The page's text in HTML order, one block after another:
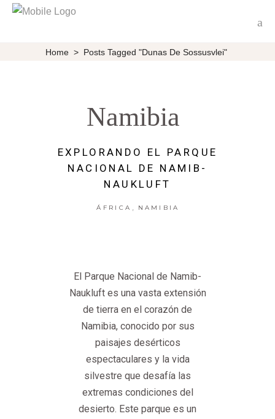
Home > Posts Tagged "Dunas De Sossusvlei"
Namibia
EXPLORANDO EL PARQUE
NACIONAL DE NAMIB-
NAUKLUFT
ÁFRICA , NAMIBIA
El Parque Nacional de Namib-
Naukluft es una vasta extensión
de tierra en el corazón de
Namibia, conocido por sus
paisajes desérticos
espectaculares y la vida
silvestre que desafía las
extremas condiciones del
desierto. Este parque es un